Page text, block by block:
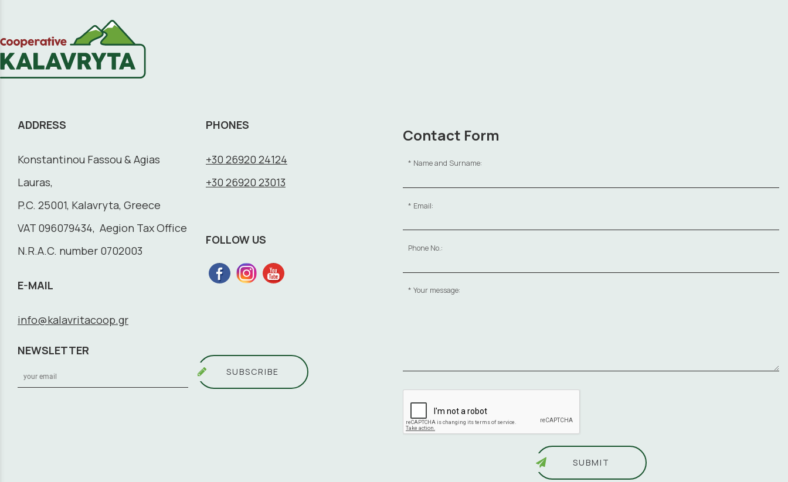
ADDRESS
Konstantinou Fassou & Agias
Lauras,
P.C. 25001, Kalavryta, Greece
VAT 096079434, Aegion Tax Office
N.R.A.C. number 0702003
E-MAIL
info@kalavritacoop.gr
PHONES
+30 26920 24124
+30 26920 23013
FOLLOW US
NEWSLETTER
SUBSCRIBE
Contact Form
Name and Surname:
Email:
Phone No.:
Your message:
SUBMIT